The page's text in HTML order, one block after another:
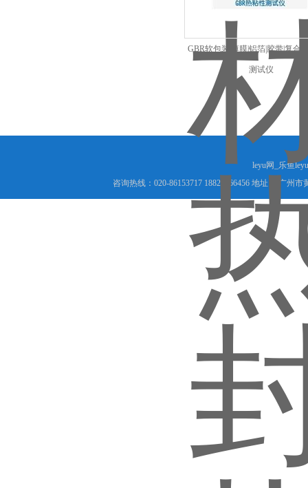
GBR软包装|薄膜|铝箔|胶带|复合
测试仪
leyu网_乐鱼
咨询热线：020-86153717 18825066456 地址： 广州